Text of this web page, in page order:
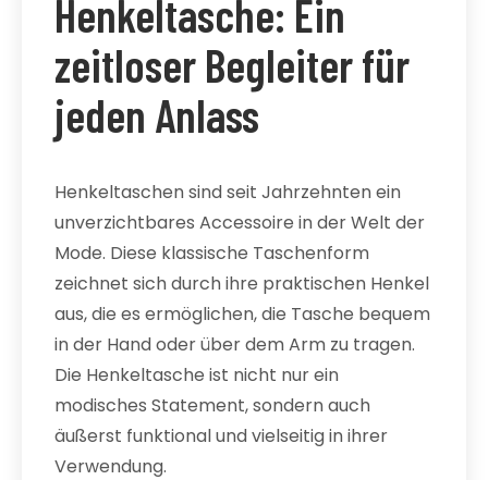
Henkeltasche: Ein
zeitloser Begleiter für
jeden Anlass
Henkeltaschen sind seit Jahrzehnten ein
unverzichtbares Accessoire in der Welt der
Mode. Diese klassische Taschenform
zeichnet sich durch ihre praktischen Henkel
aus, die es ermöglichen, die Tasche bequem
in der Hand oder über dem Arm zu tragen.
Die Henkeltasche ist nicht nur ein
modisches Statement, sondern auch
äußerst funktional und vielseitig in ihrer
Verwendung.